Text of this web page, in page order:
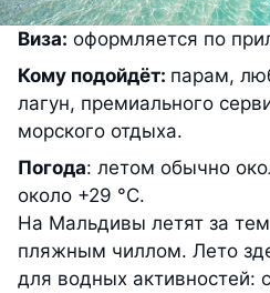
Виза: оформляется по
Кому подойдёт: парам,
лагун, премиального
морского отдыха.
Погода: летом обычно
около +29 °С.
На Мальдивы летят за
пляжным чиллом. Лето
для водных активностей: